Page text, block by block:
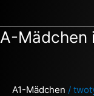
A-Mädchen
A1-Mädchen /
A-
Spiel